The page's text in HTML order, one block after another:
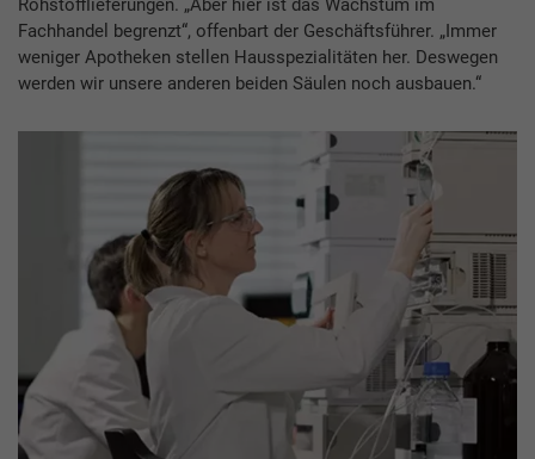
Rohstofflieferungen. „Aber hier ist das Wachstum im
Fachhandel begrenzt“, offenbart der Geschäftsführer. „Immer
weniger Apotheken stellen Hausspezialitäten her. Deswegen
werden wir unsere anderen beiden Säulen noch ausbauen.“